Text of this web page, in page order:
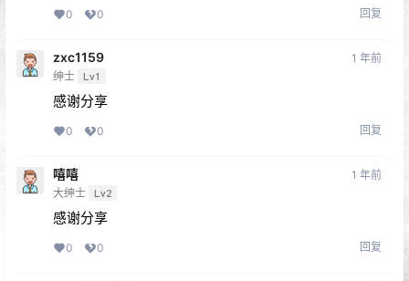
0 0 回复
zxc1159
绅士 Lv1
1 年前
感谢分享
0 0 回复
嘻嘻
大绅士 Lv2
1 年前
感谢分享
0 0 回复